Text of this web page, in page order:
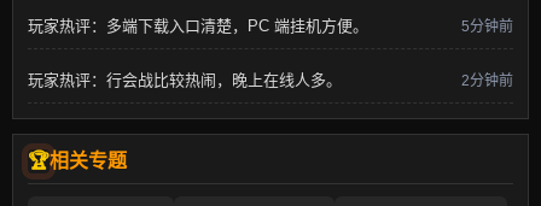
玩家热评：多端下载入口清楚，PC 端挂机方便。 5分钟前
玩家热评：行会战比较热闹，晚上在线人多。 2分钟前
相关专题